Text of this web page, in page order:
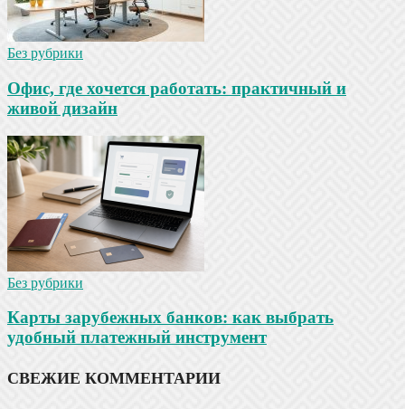
Без рубрики
Офис, где хочется работать: практичный и
живой дизайн
Без рубрики
Карты зарубежных банков: как выбрать
удобный платежный инструмент
СВЕЖИЕ КОММЕНТАРИИ